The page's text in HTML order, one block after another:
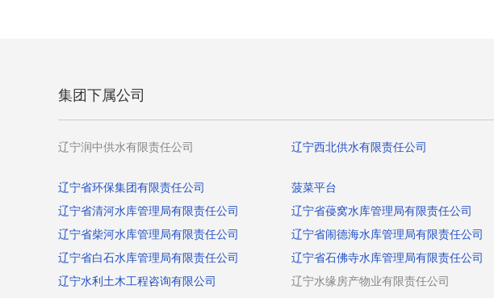
集团下属公司
辽宁润中供水有限责任公司 辽宁西北供水有限责任公司
辽宁省环保集团有限责任公司
菠菜平台
辽宁省清河水库管理局有限责任公司
辽宁省葠窝水库管理局有限责任公司
辽宁省柴河水库管理局有限责任公司
辽宁省闹德海水库管理局有限责任公司
辽宁省白石水库管理局有限责任公司
辽宁省石佛寺水库管理局有限责任公司
辽宁水利土木工程咨询有限公司
辽宁水缘房产物业有限责任公司